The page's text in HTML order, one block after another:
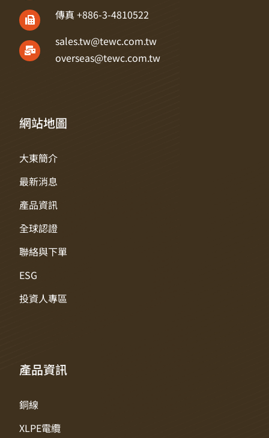
傳真 +886-3-4810522
sales.tw@tewc.com.tw
overseas@tewc.com.tw
網站地圖
大東簡介
最新消息
產品資訊
全球認證
聯絡與下單
ESG
投資人專區
產品資訊
銅線
XLPE電纜